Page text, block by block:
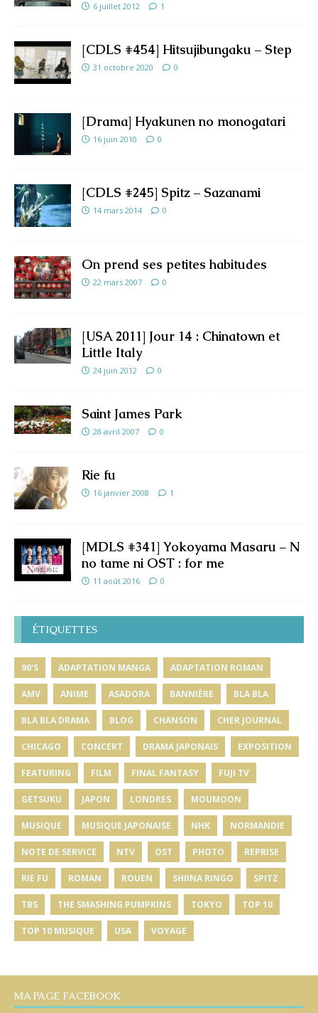
6 juillet 2012 1
[CDLS #454] Hitsujibungaku – Step
31 octobre 2020 0
[Drama] Hyakunen no monogatari
16 juin 2010 0
[CDLS #245] Spitz – Sazanami
14 mars 2014 0
On prend ses petites habitudes
22 mars 2007 0
[USA 2011] Jour 14 : Chinatown et
Little Italy
24 juin 2012 0
Saint James Park
28 avril 2007 0
Rie fu
16 janvier 2008 1
[MDLS #341] Yokoyama Masaru – N
no tame ni OST : for me
11 août 2016 0
ÉTIQUETTES
90'S ADAPTATION MANGA ADAPTATION ROMAN
AMV ANIME ASADORA BANNIÈRE BLA BLA
BLA BLA DRAMA BLOG CHANSON CHER JOURNAL
CHICAGO CONCERT DRAMA JAPONAIS EXPOSITION
FEATURING FILM FINAL FANTASY FUJI TV
GETSUKU JAPON LONDRES MOUMOON
MUSIQUE MUSIQUE JAPONAISE NHK NORMANDIE
NOTE DE SERVICE NTV OST PHOTO REPRISE
RIE FU ROMAN ROUEN SHIINA RINGO SPITZ
TBS THE SMASHING PUMPKINS TOKYO TOP 10
TOP 10 MUSIQUE USA VOYAGE
MA PAGE FACEBOOK